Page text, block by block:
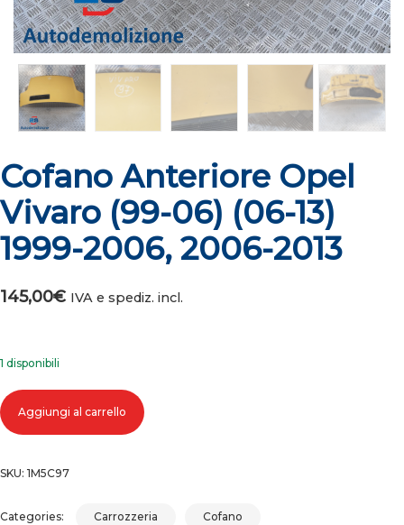
Cofano Anteriore Opel
Vivaro (99-06) (06-13)
1999-2006, 2006-2013
145,00€ IVA e spediz. incl.
1 disponibili
Cofano anteriore opel vivaro (99-06) (06-13) 1999-2006, 2006-2013
Aggiungi al carrello
SKU: 1M5C97
Categories: Carrozzeria Cofano